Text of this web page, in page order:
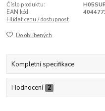
Číslo produktu:
EAN kód:
Hlídat cenu / dostupnost
Do oblíbených
Kompletní specifikace
Hodnocení 2